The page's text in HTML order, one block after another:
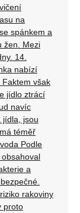
na
spánkem a
žen. Mezi
14.
nabízí
však
jídlo ztrácí
navíc
jídla, jsou
téměř
Podle
a
rakoviny
proto